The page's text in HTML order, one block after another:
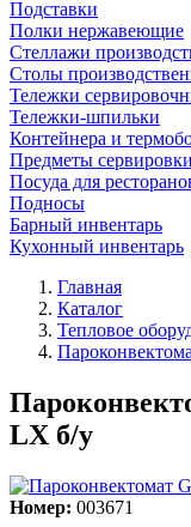
Подставки
Полки нержавеющие
Стеллажи
Столы
Тележки
Тележки-шпильки
Контейнера и
Предметы
Посуда для
Подносы
Барный инвентарь
Кухонный инвентарь
Главная
Каталог
Тепловое
LX б/у
Номер: 003671